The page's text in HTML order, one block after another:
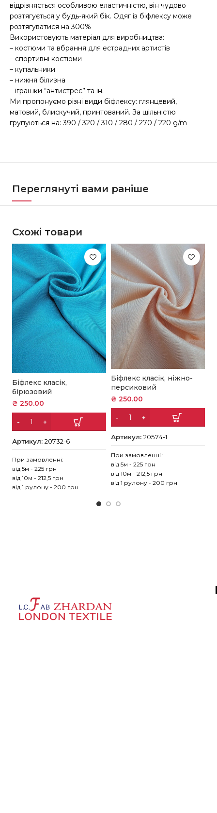
відрізняється особливою еластичністю, він чудово
розтягується у будь-який бік. Одяг із біфлексу може
розтягуватися на 300%
Використовують матеріал для виробництва:
– костюми та вбрання для естрадних артистів
– спортивні костюми
– купальники
– нижня білизна
– іграшки “антистрес” та ін.
Ми пропонуємо різні види біфлексу: глянцевий,
матовий, блискучий, принтований. За щільністю
групуються на: 390 / 320 / 310 / 280 / 270 / 220 g/m
Переглянуті вами раніше
Схожі товари
Біфлекс класік,
бірюзовий
₴ 250.00
Артикул:20732-6
При замовленні:
від 5м - 225 грн
від 10м - 212,5 грн
від 1 рулону - 200 грн
Біфлекс класік, ніжно-
персиковий
₴ 250.00
Артикул: 20574-1
При замовленні :
від 5м - 225 грн
від 10м - 212,5 грн
від 1 рулону - 200 грн